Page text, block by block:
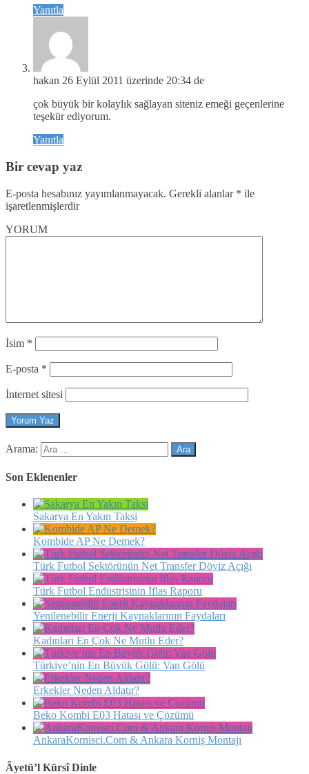
Yanıtla
hakan 26 Eylül 2011 üzerinde 20:34 de
çok büyük bir kolaylık sağlayan siteniz emeği geçenlerine
teşekür ediyorum.
Yanıtla
Bir cevap yaz
E-posta hesabınız yayımlanmayacak. Gerekli alanlar * ile
işaretlenmişlerdir
YORUM
İsim *
E-posta *
İnternet sitesi
Arama:
Son Eklenenler
Sakarya En Yakın Taksi
Kombide AP Ne Demek?
Türk Futbol Sektörünün Net Transfer Döviz Açığı
Türk Futbol Endüstrisinin İflas Raporu
Yenilenebilir Enerji Kaynaklarının Faydaları
Kadınları En Çok Ne Mutlu Eder?
Türkiye’nin En Büyük Gölü: Van Gölü
Erkekler Neden Aldatır?
Beko Kombi E03 Hatası ve Çözümü
AnkaraKornisci.Com & Ankara Korniş Montajı
Âyetü’l Kürsî Dinle